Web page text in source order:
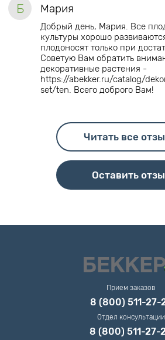
Б Мария
Добрый день, Мария. Все
культуры хорошо
плодоносят только при
Советую Вам обратить
декоративные растения -
https://abekker.ru/catalog/
set/ten. Всего доброго Вам!
Читать все
Оставить
Прием заказов
8 (800) 511-27-
Отдел консультации
8 (800) 511-27-